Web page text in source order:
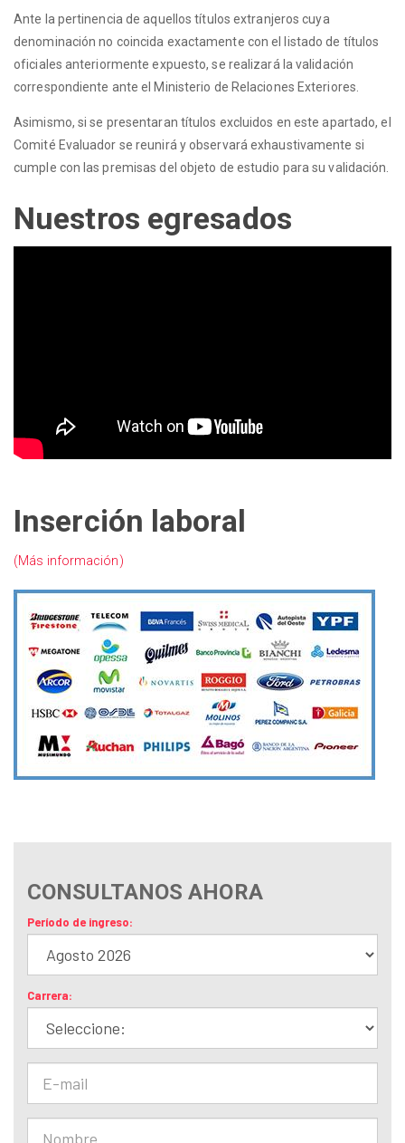
Ante la pertinencia de aquellos títulos extranjeros cuya
denominación no coincida exactamente con el listado de títulos
oficiales anteriormente expuesto, se realizará la validación
correspondiente ante el Ministerio de Relaciones Exteriores.
Asimismo, si se presentaran títulos excluidos en este apartado, el
Comité Evaluador se reunirá y observará exhaustivamente si
cumple con las premisas del objeto de estudio para su validación.
Nuestros egresados
Inserción laboral
(Más información)
CONSULTANOS AHORA